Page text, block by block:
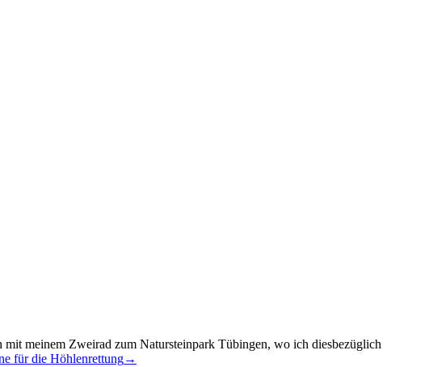
meinem Zweirad zum Natursteinpark Tübingen, wo ich diesbezüglich
für die Höhlenrettung→